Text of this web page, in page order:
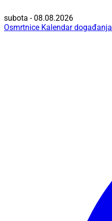
subota - 08.08.2026
Osmrtnice Kalendar događanja